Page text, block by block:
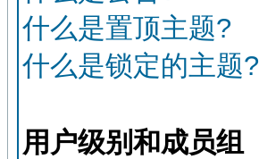
什么是置顶主题?
什么是锁定的主题?
用户级别和成员组